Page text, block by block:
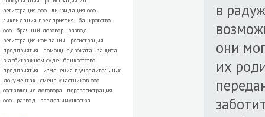
регистрация ооо
ликвидация ооо
ликвидация предприятия
банкротство
ооо
брачный договор
развод.
регистрация компании
регистрация
предприятия
помощь адвоката
защита
в арбитражном суде
банкротство
предприятия
изменения в учредительных
документах
смена участников ооо
составление договора
перерегистрация
ооо
развод раздел имущества
в
они
их